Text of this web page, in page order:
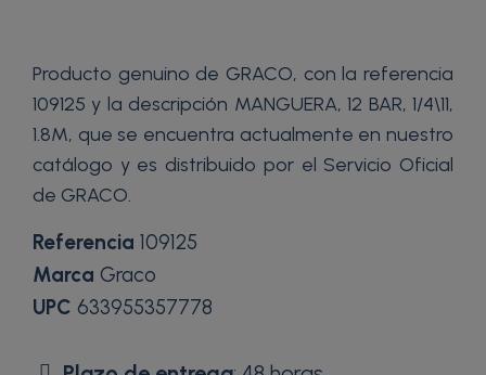
Producto genuino de GRACO, con la referencia
109125 y la descripción MANGUERA, 12 BAR, 1/4\11,
1.8M, que se encuentra actualmente en nuestro
catálogo y es distribuido por el Servicio Oficial
de GRACO.
Referencia 109125
Marca Graco
UPC 633955357778